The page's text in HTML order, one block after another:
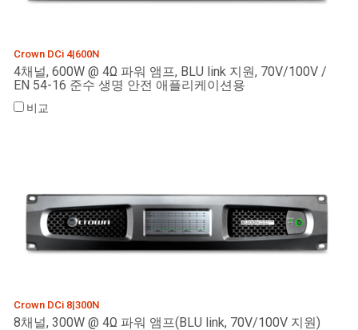
Crown DCi 4|600N
4채널, 600W @ 4Ω 파워 앰프, BLU link 지원, 70V/100V /
EN 54-16 준수 생명 안전 애플리케이션용
비교
Crown DCi 8|300N
8채널, 300W @ 4Ω 파워 앰프(BLU link, 70V/100V 지원)